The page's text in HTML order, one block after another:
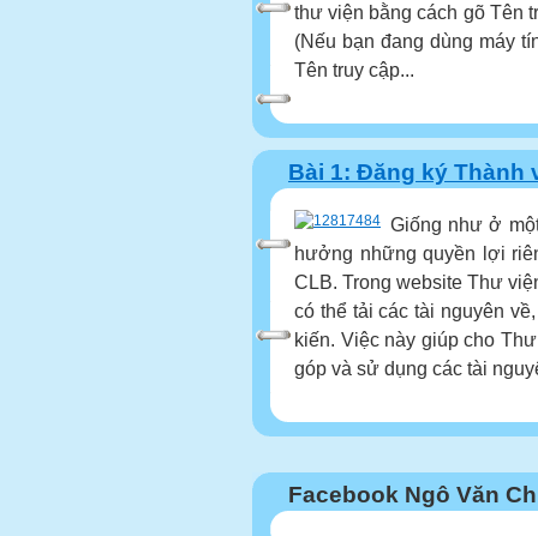
thư viện bằng cách gõ Tên
(Nếu bạn đang dùng máy
Tên truy cập...
Bài 1: Đăng ký Thành
Giống như ở
hưởng những quyền lợi
CLB. Trong website Thư
có thể tải các tài nguyên
kiến. Việc này giúp cho
góp và sử dụng các tài
Facebook Ngô Văn